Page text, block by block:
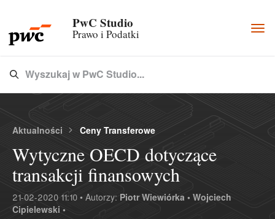
PwC Studio
Prawo i Podatki
Type 3 or more characters for results.
Wyszukaj w PwC Studio...
Aktualności Ceny Transferowe
Wytyczne OECD dotyczące
transakcji finansowych
21-02-2020 11:10 • Autorzy: Piotr Wiewiórka • Wojciech
Cipielewski •